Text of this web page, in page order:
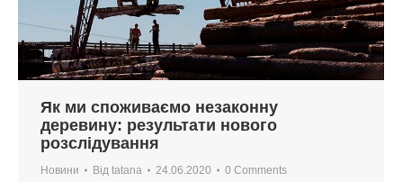
Як ми споживаємо незаконну
деревину: результати нового
розслідування
Новини Від tatana 24.06.2020 0 Comments